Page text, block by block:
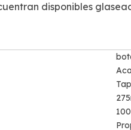
disponibles